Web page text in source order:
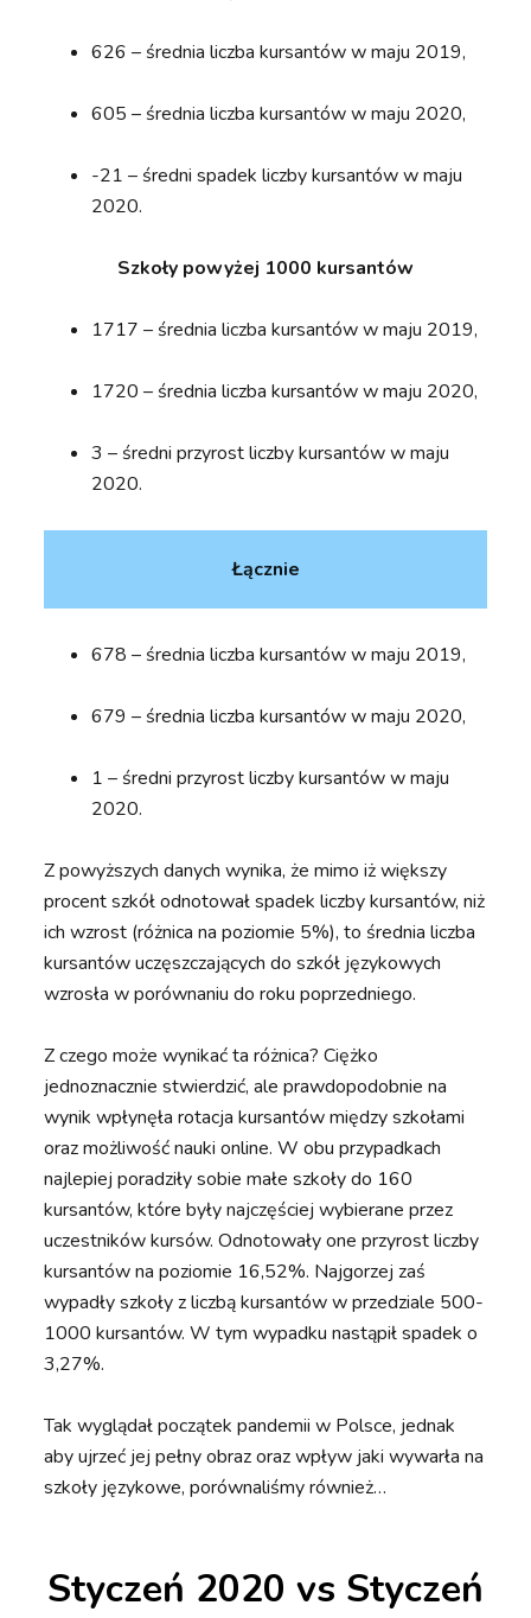
626 – średnia liczba kursantów w maju 2019,
605 – średnia liczba kursantów w maju 2020,
-21 – średni spadek liczby kursantów w maju
2020.
Szkoły powyżej 1000 kursantów
1717 – średnia liczba kursantów w maju 2019,
1720 – średnia liczba kursantów w maju 2020,
3 – średni przyrost liczby kursantów w maju
2020.
Łącznie
678 – średnia liczba kursantów w maju 2019,
679 – średnia liczba kursantów w maju 2020,
1 – średni przyrost liczby kursantów w maju
2020.
Z powyższych danych wynika, że mimo iż większy
procent szkół odnotował spadek liczby kursantów, niż
ich wzrost (różnica na poziomie 5%), to średnia liczba
kursantów uczęszczających do szkół językowych
wzrosła w porównaniu do roku poprzedniego.
Z czego może wynikać ta różnica? Ciężko
jednoznacznie stwierdzić, ale prawdopodobnie na
wynik wpłynęła rotacja kursantów między szkołami
oraz możliwość nauki online. W obu przypadkach
najlepiej poradziły sobie małe szkoły do 160
kursantów, które były najczęściej wybierane przez
uczestników kursów. Odnotowały one przyrost liczby
kursantów na poziomie 16,52%. Najgorzej zaś
wypadły szkoły z liczbą kursantów w przedziale 500-
1000 kursantów. W tym wypadku nastąpił spadek o
3,27%.
Tak wyglądał początek pandemii w Polsce, jednak
aby ujrzeć jej pełny obraz oraz wpływ jaki wywarła na
szkoły językowe, porównaliśmy również…
Styczeń 2020 vs Styczeń